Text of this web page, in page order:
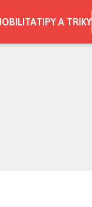
TIPY A TRIKY